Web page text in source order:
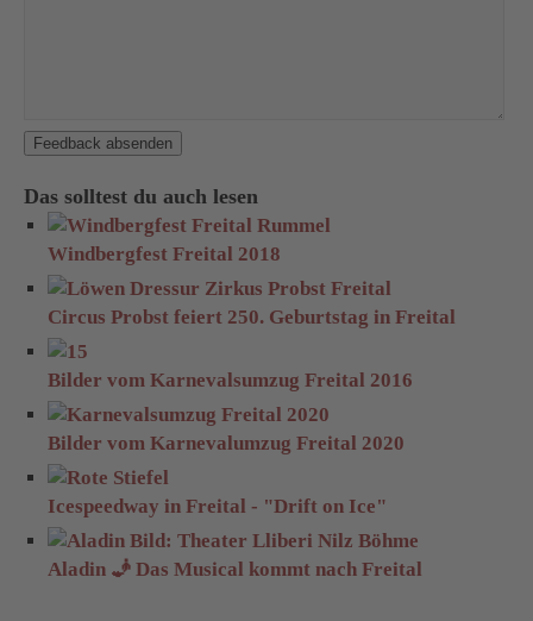
Feedback absenden
Das solltest du auch lesen
Windbergfest Freital 2018
Circus Probst feiert 250. Geburtstag in Freital
Bilder vom Karnevalsumzug Freital 2016
Bilder vom Karnevalumzug Freital 2020
Icespeedway in Freital - "Drift on Ice"
Aladin 🧞 Das Musical kommt nach Freital